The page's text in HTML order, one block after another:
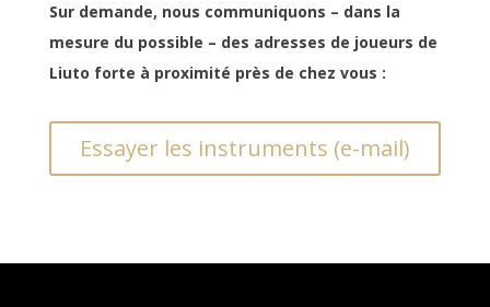
Sur demande, nous communiquons – dans la
mesure du possible – des adresses de joueurs de
Liuto forte à proximité près de chez vous :
Essayer les instruments (e-mail)